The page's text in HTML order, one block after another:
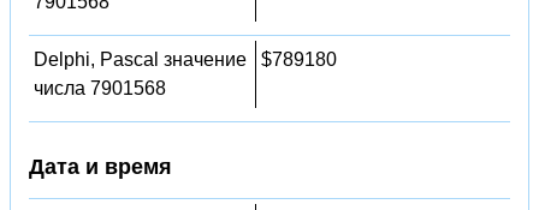
Delphi, Pascal значение
числа 7901568
$789180
Дата и время